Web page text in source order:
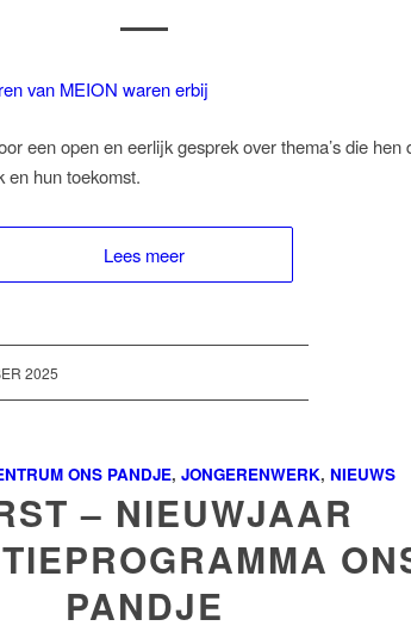
een open en eerlijk gesprek over thema’s die hen
en hun toekomst.
Lees meer
2025
ONS PANDJE, JONGERENWERK, NIEUWS
– NIEUWJAAR
PANDJE